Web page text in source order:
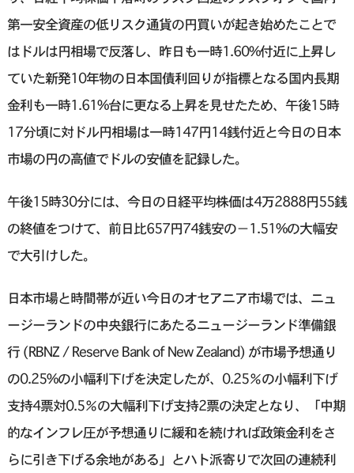
第一安全資産の低リスク通貨の円買いが起き始めたことで
はドルは円相場で反落し、昨日も一時1.60%付近に上昇し
ていた新発10年物の日本国債利回りが指標となる国内長期
金利も一時1.61%台に更なる上昇を見せたため、午後15時
17分頃に対ドル円相場は一時147円14銭付近と今日の日本
市場の円の高値でドルの安値を記録した。
午後15時30分には、今日の日経平均株価は4万2888円55銭
の終値をつけて、前日比657円74銭安の－1.51%の大幅安
で大引けした。
日本市場と時間帯が近い今日のオセアニア市場では、ニュ
ージーランドの中央銀行にあたるニュージーランド準備銀
行 (RBNZ / Reserve Bank of New Zealand) が市場予想通り
の0.25%の小幅利下げを決定したが、0.25％の小幅利下げ
支持4票対0.5％の大幅利下げ支持2票の決定となり、「中期
的なインフレ圧が予想通りに緩和を続ければ政策金利をさ
らに引き下げる余地がある」とハト派寄りで次回の連続利